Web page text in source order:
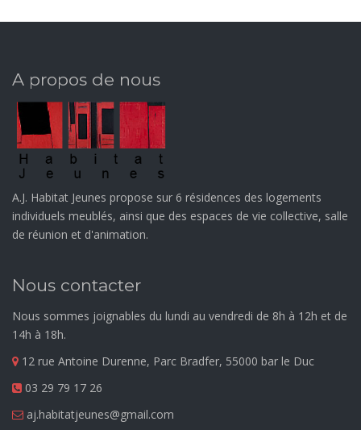
A propos de nous
A.J. Habitat Jeunes propose sur 6 résidences des logements
individuels meublés, ainsi que des espaces de vie collective, salle
de réunion et d'animation.
Nous contacter
Nous sommes joignables du lundi au vendredi de 8h à 12h et de
14h à 18h.
12 rue Antoine Durenne, Parc Bradfer, 55000 bar le Duc
03 29 79 17 26
aj.habitatjeunes@gmail.com